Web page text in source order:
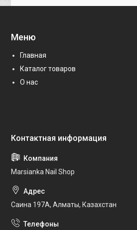
Меню
Главная
Каталог товаров
О нас
Marsianka Nail Shop
Саина 197А, Алматы, Казахстан